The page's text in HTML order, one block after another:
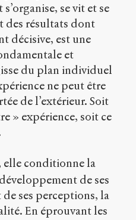
se vit et se
des résultats dont
décisive, est une
et
du plan individuel
ne peut être
de l’extérieur. Soit
» expérience, soit ce
elle conditionne la
de ses
ses perceptions, la
En éprouvant les